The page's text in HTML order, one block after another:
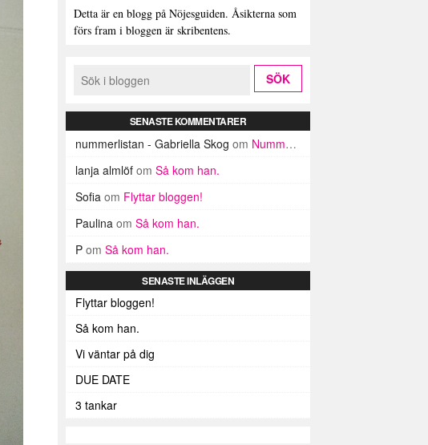
Detta är en blogg på Nöjesguiden. Åsikterna som
förs fram i bloggen är skribentens.
SENASTE KOMMENTARER
nummerlistan - Gabriella Skog om Nummerlistan
lanja almlöf om Så kom han.
Sofia om Flyttar bloggen!
Paulina om Så kom han.
P om Så kom han.
SENASTE INLÄGGEN
Flyttar bloggen!
Så kom han.
Vi väntar på dig
DUE DATE
3 tankar